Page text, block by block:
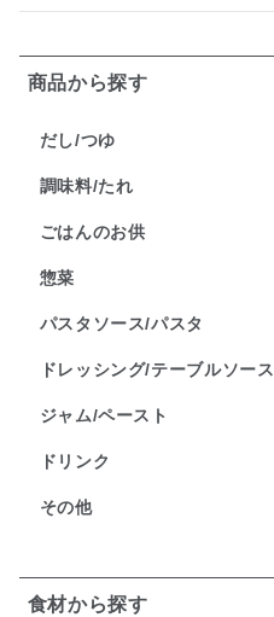
商品から探す
だし/つゆ
調味料/たれ
ごはんのお供
惣菜
パスタソース/パスタ
ドレッシング/テーブルソース
ジャム/ペースト
ドリンク
その他
食材から探す